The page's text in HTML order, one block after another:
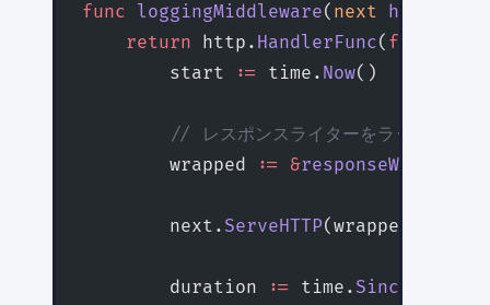
func loggingMiddleware( next http
    return
http. HandlerFunc( func
        start
:= time. Now()
// レスポンスライターをラップしてス
        wrapped
:= &responseWriter
        next.
ServeHTTP(wrapped, r)
        duration
:= time. Since